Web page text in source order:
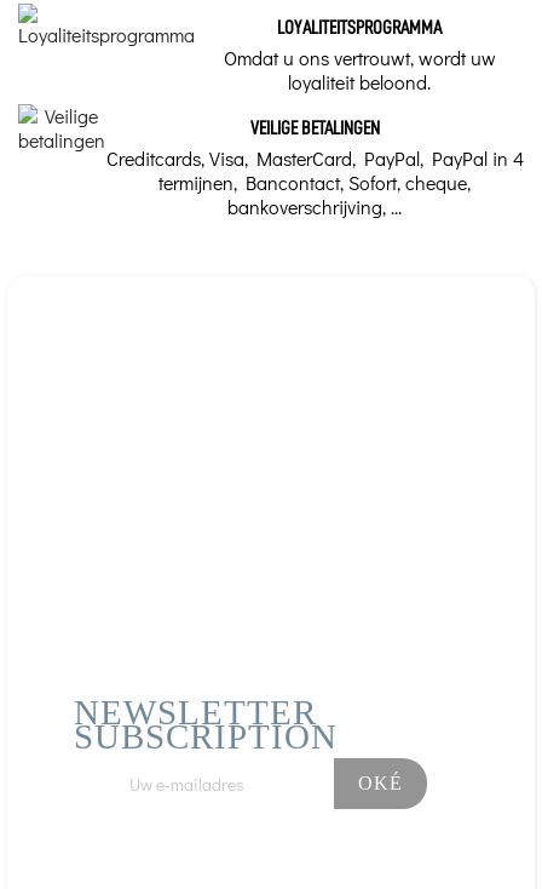
LOYALITEITSPROGRAMMA
Omdat u ons vertrouwt, wordt uw
loyaliteit beloond.
VEILIGE BETALINGEN
Creditcards, Visa, MasterCard, PayPal, PayPal in 4
termijnen, Bancontact, Sofort, cheque,
bankoverschrijving, ...
NEWSLETTER
SUBSCRIPTION